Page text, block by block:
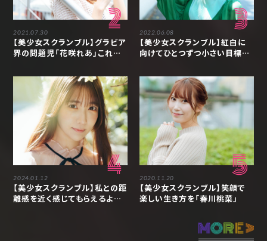
2
2021.07.30
【美少女スクランブル】グラビア
界の問題児「花咲れあ」これか
3
2022.06.08
【美少女スクランブル】紅白に
向けてひとつずつ小さい目標を
4
2024.01.12
【美少女スクランブル】私との距
離感を近く感じてもらえるよう
5
2020.11.20
【美少女スクランブル】笑顔で
楽しい生き方を「春川桃菜」